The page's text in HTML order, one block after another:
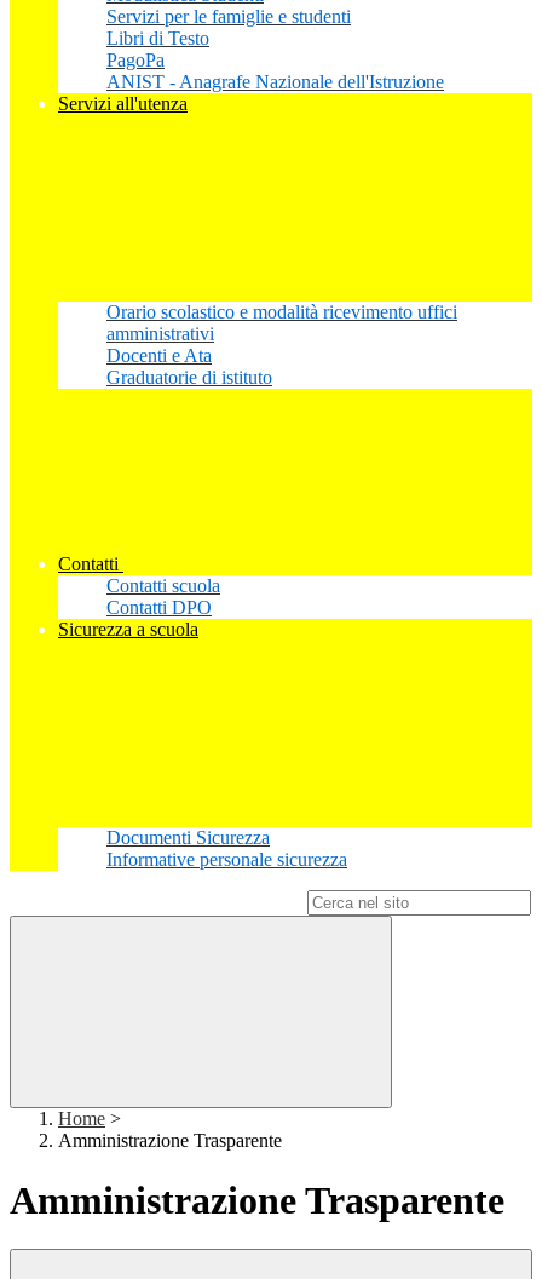
Servizi per le famiglie e studenti
Libri di Testo
PagoPa
ANIST - Anagrafe Nazionale dell'Istruzione
Servizi all'utenza
Orario scolastico e modalità ricevimento uffici
amministrativi
Docenti e Ata
Graduatorie di istituto
Contatti
Contatti scuola
Contatti DPO
Sicurezza a scuola
Documenti Sicurezza
Informative personale sicurezza
Home >
Amministrazione Trasparente
Amministrazione Trasparente